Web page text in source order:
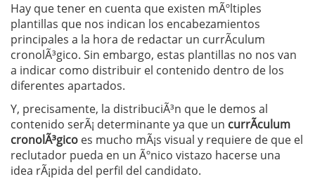
Hay que tener en cuenta que existen mÃºltiples
plantillas que nos indican los encabezamientos
principales a la hora de redactar un currÃ­culum
cronolÃ³gico. Sin embargo, estas plantillas no nos van
a indicar como distribuir el contenido dentro de los
diferentes apartados.
Y, precisamente, la distribuciÃ³n que le demos al
contenido serÃ¡ determinante ya que un currÃ­culum
cronolÃ³gico es mucho mÃ¡s visual y requiere de que el
reclutador pueda en un Ãºnico vistazo hacerse una
idea rÃ¡pida del perfil del candidato.